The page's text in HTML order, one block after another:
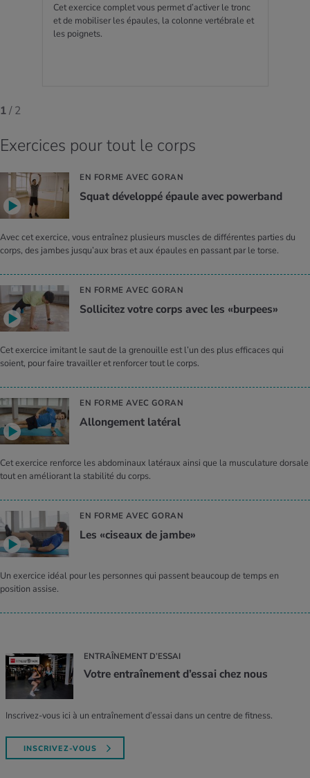
Cet exercice complet vous permet d’activer le tronc
et de mobiliser les épaules, la colonne vertébrale et
les poignets.
1/ 2
Exercices pour tout le corps
EN FORME AVEC GORAN
Squat développé épaule avec powerband
Avec cet exercice, vous entraînez plusieurs muscles de différentes parties du
corps, des jambes jusqu’aux bras et aux épaules en passant par le torse.
EN FORME AVEC GORAN
Sollicitez votre corps avec les «burpees»
Cet exercice imitant le saut de la grenouille est l’un des plus efficaces qui
soient, pour faire travailler et renforcer tout le corps.
EN FORME AVEC GORAN
Allongement latéral
Cet exercice renforce les abdominaux latéraux ainsi que la musculature dorsale
tout en améliorant la stabilité du corps.
EN FORME AVEC GORAN
Les «ciseaux de jambe»
Un exercice idéal pour les personnes qui passent beaucoup de temps en
position assise.
ENTRAÎNEMENT D’ESSAI
Votre entraînement d’essai chez nous
Inscrivez-vous ici à un entraînement d’essai dans un centre de fitness.
INSCRIVEZ-VOUS